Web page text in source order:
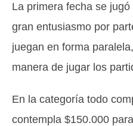
La primera fecha se
gran entusiasmo por
juegan en forma
manera de jugar los
En la categoría todo
contempla $150.000